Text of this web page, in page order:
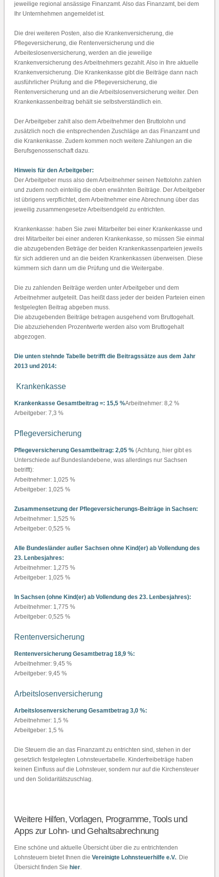
jeweilige regional ansässige Finanzamt. Also das Finanzamt, bei dem
Ihr Unternhehmen angemeldet ist.
Die drei weiteren Posten, also die Krankenversicherung, die
Pflegeversicherung, die Rentenversicherung und die
Arbeiteslosenversicherung, werden an die jeweilige
Krankenversicherung des Arbeitnehmers gezahlt. Also in Ihre aktuelle
Krankenversicherung. Die Krankenkasse gibt die Beiträge dann nach
ausführlicher Prüfung and die Pflegeversicherung, die
Rentenversicherung und an die Arbeitslosenversicherung weiter. Den
Krankenkassenbeitrag behält sie selbstverständlich ein.
Der Arbeitgeber zahlt also dem Arbeitnehmer den Bruttolohn und
zusätzlich noch die entsprechenden Zuschläge an das Finanzamt und
die Krankenkasse. Zudem kommen noch weitere Zahlungen an die
Berufsgenossenschaft dazu.
Hinweis für den Arbeitgeber:
Der Arbeitgeber muss also dem Arbeitnehmer seinen Nettolohn zahlen
und zudem noch einteilig die oben erwähnten Beiträge. Der Arbeitgeber
ist übrigens verpflichtet, dem Arbeitnehmer eine Abrechnung über das
jeweilig zusammengesetze Arbeitsendgeld zu entrichten.
Krankenkasse: haben Sie zwei Mitarbeiter bei einer Krankenkasse und
drei Mitarbeiter bei einer anderen Krankenkasse, so müssen Sie einmal
die abzugebenden Beträge der beiden Krankenkassenparteien jeweils
für sich addieren und an die beiden Krankenkassen überweisen. Diese
kümmern sich dann um die Prüfung und die Weitergabe.
Die zu zahlenden Beiträge werden unter Arbeitgeber und dem
Arbeitnehmer aufgeteilt. Das heißt dass jeder der beiden Parteien einen
festgelegten Beitrag abgeben muss.
Die abzugebenden Beiträge betragen ausgehend vom Bruttogehalt.
Die abzuziehenden Prozentwerte werden also vom Bruttogehalt
abgezogen.
Die unten stehnde Tabelle betrifft die Beitragssätze aus dem Jahr
2013 und 2014:
Krankenkasse
Krankenkasse Gesamtbeitrag =: 15,5 %Arbeitnehmer: 8,2 %
Arbeitgeber: 7,3 %
Pflegeversicherung
Pflegeversicherung Gesamtbeitrag: 2,05 % (Achtung, hier gibt es
Unterschiede auf Bundeslandebene, was allerdings nur Sachsen
betrifft):
Arbeitnehmer: 1,025 %
Arbeitgeber: 1,025 %
Zusammensetzung der Pflegeversicherungs-Beiträge in Sachsen:
Arbeitnehmer: 1,525 %
Arbeitgeber: 0,525 %
Alle Bundesländer außer Sachsen ohne Kind(er) ab Vollendung des
23. Lenbesjahres:
Arbeitnehmer: 1,275 %
Arbeitgeber: 1,025 %
In Sachsen (ohne Kind(er) ab Vollendung des 23. Lenbesjahres):
Arbeitnehmer: 1,775 %
Arbeitgeber: 0,525 %
Rentenversicherung
Rentenversicherung Gesamtbetrag 18,9 %:
Arbeitnehmer: 9,45 %
Arbeitgeber: 9,45 %
Arbeitslosenversicherung
Arbeitslosenversicherung Gesamtbetrag 3,0 %:
Arbeitnehmer: 1,5 %
Arbeitgeber: 1,5 %
Die Steuern die an das Finanzamt zu entrichten sind, stehen in der
gesetzlich festgelegten Lohnsteuertabelle. Kinderfreibeträge haben
keinen Einfluss auf die Lohnsteuer, sondern nur auf die Kirchensteuer
und den Solidaritätszuschlag.
Weitere Hilfen, Vorlagen, Programme, Tools und
Apps zur Lohn- und Gehaltsabrechnung
Eine schöne und aktuelle Übersicht über die zu entrichtenden
Lohnsteuern bietet Ihnen die Vereinigte Lohnsteuerhilfe e.V.. Die
Übersicht finden Sie hier.